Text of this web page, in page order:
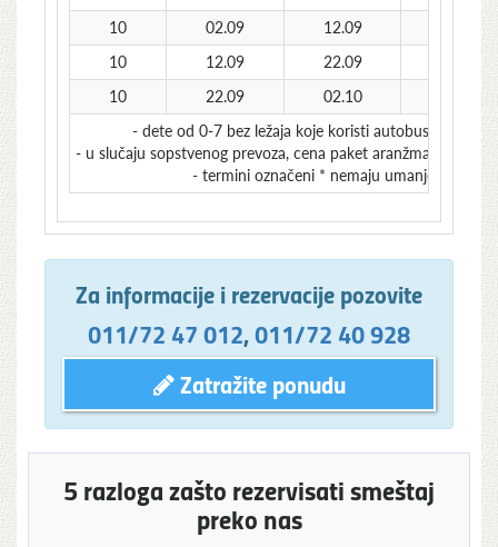
10
02.09 12.09
10
12.09 22.09
10
22.09 02.10
- dete od 0-7 bez ležaja koje koristi autobuski
- u slučaju sopstvenog prevoza, cena paket aranžmana se
- termini označeni * nemaju umanjenje za
Za informacije i rezervacije pozovite
011/72 47 012,011/72 40 928
Zatražite ponudu
5 razloga zašto rezervisati smeštaj
preko nas